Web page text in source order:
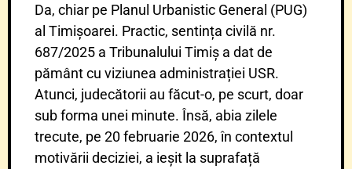
Da, chiar pe Planul Urbanistic General (PUG)
al Timișoarei. Practic, sentința civilă nr.
687/2025 a Tribunalului Timiș a dat de
pământ cu viziunea administrației USR.
Atunci, judecătorii au făcut-o, pe scurt, doar
sub forma unei minute. Însă, abia zilele
trecute, pe 20 februarie 2026, în contextul
motivării deciziei, a ieșit la suprafață